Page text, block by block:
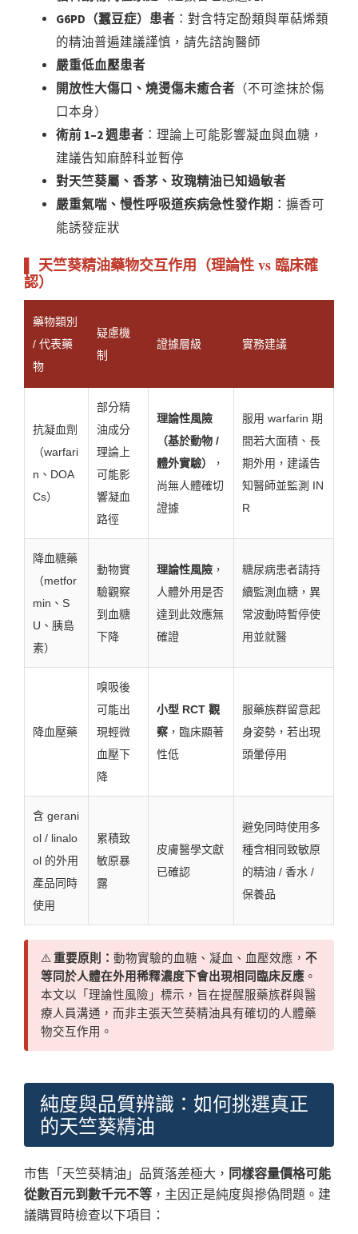
G6PD（蠶豆症）患者 ：對含特定酚類與單萜烯類
的精油普遍建議謹慎，請先諮詢醫師
嚴重低血壓患者
開放性大傷口、燒燙傷未癒合者 （不可塗抹於傷
口本身）
術前 1–2 週患者 ：理論上可能影響凝血與血糖，
建議告知麻醉科並暫停
對天竺葵屬、香茅、玫瑰精油已知過敏者
嚴重氣喘、慢性呼吸道疾病急性發作期 ：擴香可
能誘發症狀
▌ 天竺葵精油藥物交互作用（理論性 vs 臨床確
認）
藥物類別
/ 代表藥
物
疑慮機
制
證據層級 實務建議
抗凝血劑
（warfari
n、DOA
Cs）
部分精
油成分
理論上
可能影
響凝血
路徑
理論性風險
（基於動物 /
體外實驗）
，
尚無人體確切
證據
服用 warfarin 期
間若大面積、長
期外用，建議告
知醫師並監測 IN
R
降血糖藥
（metfor
min、S
U、胰島
素）
動物實
驗觀察
到血糖
下降
理論性風險 ，
人體外用是否
達到此效應無
確證
糖尿病患者請持
續監測血糖，異
常波動時暫停使
用並就醫
降血壓藥
嗅吸後
可能出
現輕微
血壓下
降
小型 RCT 觀
察 ，臨床顯著
性低
服藥族群留意起
身姿勢，若出現
頭暈停用
含 gerani
ol / linalo
ol 的外用
產品同時
使用
累積致
敏原暴
露
皮膚醫學文獻
已確認
避免同時使用多
種含相同致敏原
的精油 / 香水 /
保養品
⚠️重要原則： 動物實驗的血糖、凝血、血壓效應， 不
等同於人體在外用稀釋濃度下會出現相同臨床反應 。
本文以「理論性風險」標示，旨在提醒服藥族群與醫
療人員溝通，而非主張天竺葵精油具有確切的人體藥
物交互作用。
純度與品質辨識：如何挑選真正
的天竺葵精油
市售「天竺葵精油」品質落差極大， 同樣容量價格可能
從數百元到數千元不等 ，主因正是純度與摻偽問題。建
議購買時檢查以下項目：